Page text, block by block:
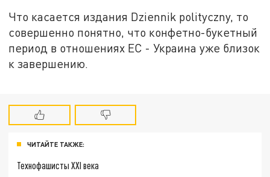
Что касается издания Dziennik polityczny, то
совершенно понятно, что конфетно-букетный
период в отношениях ЕС - Украина уже близок
к завершению.
ЧИТАЙТЕ ТАКЖЕ:
Технофашисты XXI века